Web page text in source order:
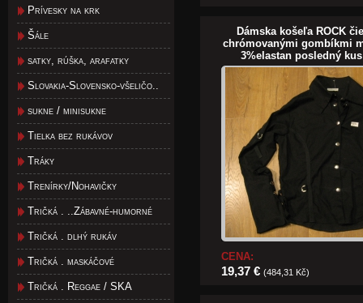
Prívesky na krk
Šále
satky, rúška, arafatky
Slovakia-Slovensko-všeličo..
sukne / minisukne
Tielka bez rukávov
Tráky
Trenírky/Nohavičky
Tričká . ..Zábavné-humorné
Tričká . dlhý rukáv
Tričká . maskáčové
Tričká . Reggae / SKA
Dámska košeľa ROCK
chrómovanými gombíkmi
3%elastan posledný
CENA:
19,37 € (484,31 Kč)